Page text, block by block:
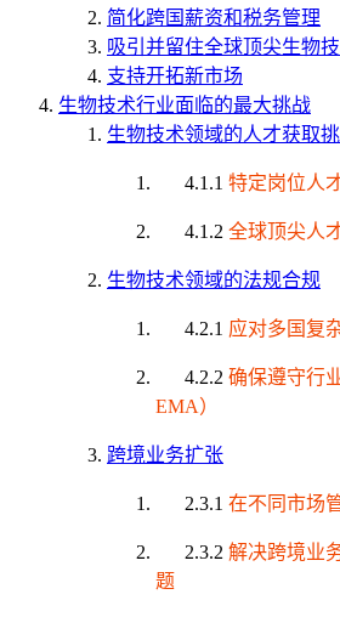
简化跨国薪资和税务管理
吸引并留住全球顶尖生物
支持开拓新市场
生物技术行业面临的最大挑战
生物技术领域的人才获取
4.1.1 特定岗位人
4.1.2 全球顶尖人
生物技术领域的法规合规
4.2.1 应对多国复
4.2.2 确保遵守行
EMA）
跨境业务扩张
2.3.1 在不同市场
2.3.2 解决跨境业
题